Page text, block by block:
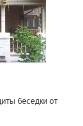
беседки от